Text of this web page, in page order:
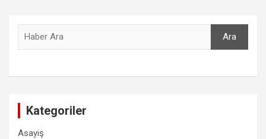
Ara
Kategoriler
Asayiş